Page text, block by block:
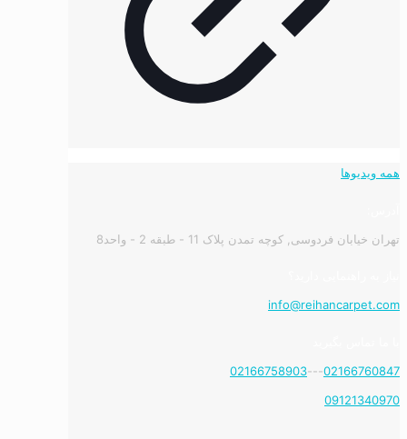
همه ویدیوها
تهران خیابان فردوسی, کوچه تمدن پلاک 11 - طبقه 2 - واحد8
info@reihancarpet.com
02166760847
---
02166758903
09121340970